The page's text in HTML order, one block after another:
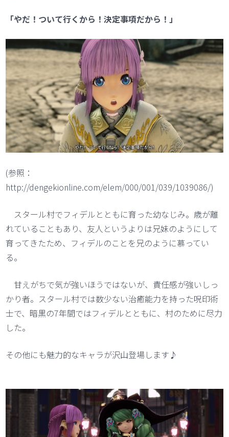
「やだ！ついて行くから！決定事項だから！」
(参照：
http://dengekionline.com/elem/000/001/039/1039086/)
スタール村でフィデルとともに育った幼なじみ。歳が離
れていることもあり、友人というよりは兄妹のようにして
育ってきたため、フィデルのことを兄のように慕ってい
る。
甘えがちで気が強いほうではないが、責任感が強いしっ
かり者。スタール村では数少ない治癒能力を持った呪印術
士で、暗黒の7年間ではフィデルとともに、村のために尽力
した。
その他にも魅力的なキャラが沢山登場します♪